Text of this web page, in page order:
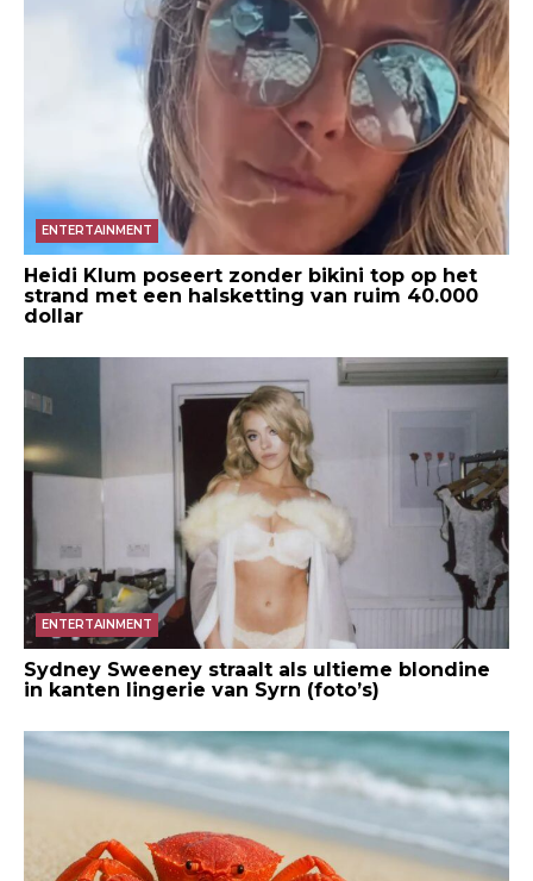
ENTERTAINMENT
Heidi Klum poseert zonder bikini top op het
strand met een halsketting van ruim 40.000
dollar
ENTERTAINMENT
Sydney Sweeney straalt als ultieme blondine
in kanten lingerie van Syrn (foto’s)